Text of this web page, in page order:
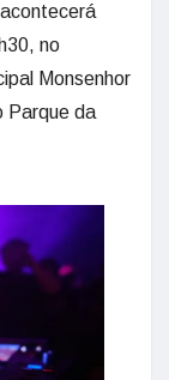
no
Monsenhor
Parque da